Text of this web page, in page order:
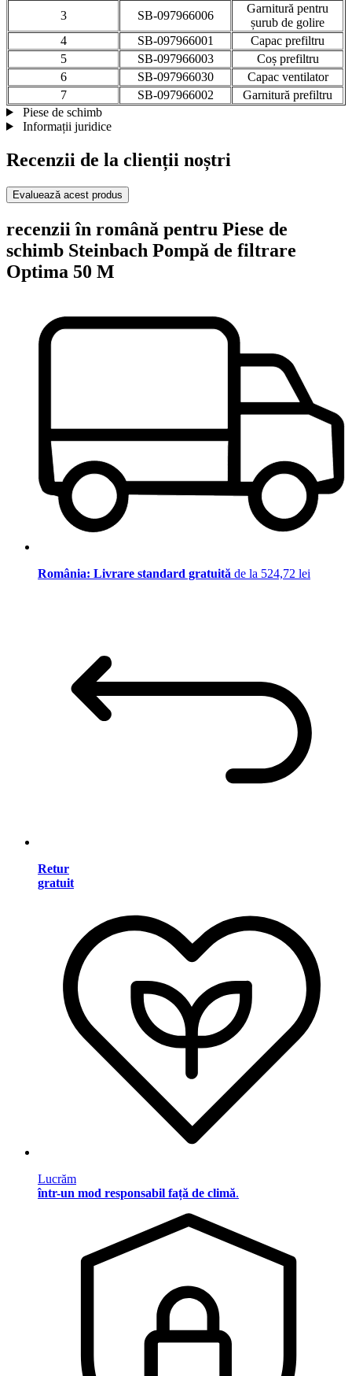
3
SB-097966006
Garnitură pentru
șurub de golire
4
SB-097966001
Capac prefiltru
5
SB-097966003
Coș prefiltru
6
SB-097966030
Capac ventilator
7
SB-097966002
Garnitură prefiltru
Piese de schimb
Informații juridice
Recenzii de la clienții noștri
Evaluează acest produs
recenzii în română pentru Piese de
schimb Steinbach Pompă de filtrare
Optima 50 M
România: Livrare standard gratuită de la 524,72 lei
Retur
gratuit
Lucrăm
într-un mod responsabil față de climă.